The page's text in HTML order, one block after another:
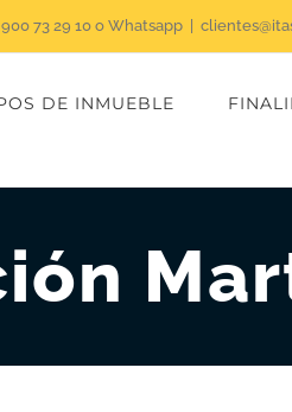
73 29 10 o Whatsapp
DE INMUEBLE